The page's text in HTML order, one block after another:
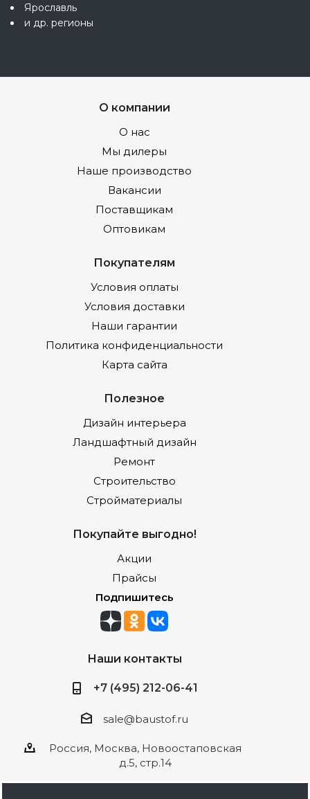
Ярославль
и др. регионы
О компании
О нас
Мы дилеры
Наше производство
Вакансии
Поставщикам
Оптовикам
Покупателям
Условия оплаты
Условия доставки
Наши гарантии
Политика конфиденциальности
Карта сайта
Полезное
Дизайн интерьера
Ландшафтный дизайн
Ремонт
Строительство
Стройматериалы
Покупайте выгодно!
Акции
Прайсы
Подпишитесь
Наши контакты
+7 (495) 212-06-41
sale@baustof.ru
Россия, Москва, Новоостаповская
д.5, стр.14